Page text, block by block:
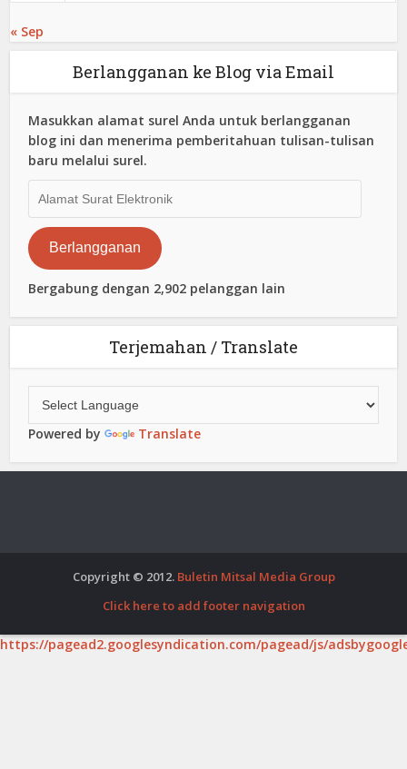
« Sep
Berlangganan ke Blog via Email
Masukkan alamat surel Anda untuk berlangganan
blog ini dan menerima pemberitahuan tulisan-tulisan
baru melalui surel.
Surat
Elektronik
Berlangganan
Bergabung dengan 2,902 pelanggan lain
Terjemahan / Translate
Powered by Translate
Copyright © 2012. Buletin Mitsal Media Group
Click here to add footer navigation
https://pagead2.googlesyndication.com/pagead/js/